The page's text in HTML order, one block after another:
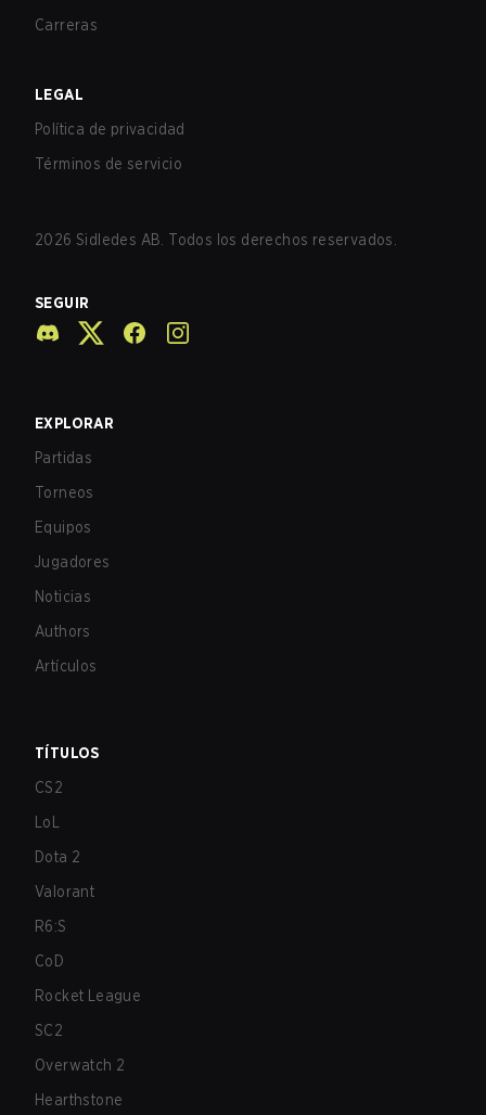
Carreras
LEGAL
Política de privacidad
Términos de servicio
2026 Sidledes AB. Todos los derechos reservados.
SEGUIR
EXPLORAR
Partidas
Torneos
Equipos
Jugadores
Noticias
Authors
Artículos
TÍTULOS
CS2
LoL
Dota 2
Valorant
R6:S
CoD
Rocket League
SC2
Overwatch 2
Hearthstone